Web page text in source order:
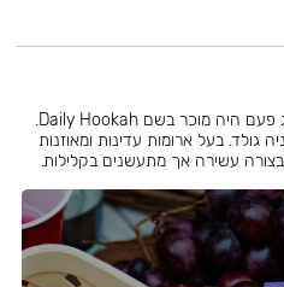
טבק מבית החברה Darkside. המותג פעם היה מוכר בשם Daily Hookah.
גולד. בעל ארומות עדינות ומאוזנות
עשירה אך מתעשנים בקלילות.